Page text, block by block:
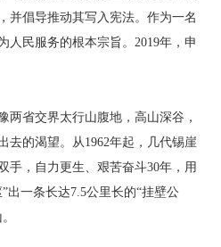
并倡导推动其写入宪法。作为一名
人民服务的根本宗旨。2019年，申
省交界太行山腹地，高山深谷，
去的渴望。从1962年起，几代锡崖
手，自力更生、艰苦奋斗30年，用
出一条长达7.5公里长的“挂壁公